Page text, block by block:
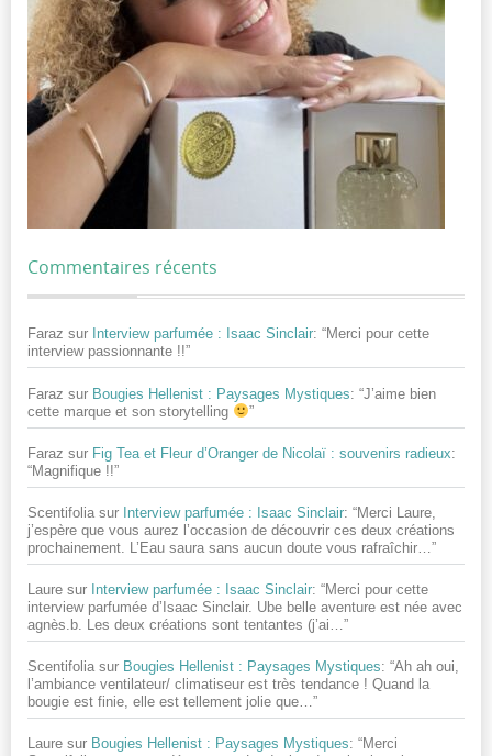
Commentaires récents
Faraz sur Interview parfumée : Isaac Sinclair: “Merci pour cette
interview passionnante !!”
Faraz sur Bougies Hellenist : Paysages Mystiques: “J’aime bien
cette marque et son storytelling
”
Faraz sur Fig Tea et Fleur d’Oranger de Nicolaï : souvenirs radieux:
“Magnifique !!”
Scentifolia sur Interview parfumée : Isaac Sinclair: “Merci Laure,
j’espère que vous aurez l’occasion de découvrir ces deux créations
prochainement. L’Eau saura sans aucun doute vous rafraîchir… ”
Laure sur Interview parfumée : Isaac Sinclair: “Merci pour cette
interview parfumée d’Isaac Sinclair. Ube belle aventure est née avec
agnès.b. Les deux créations sont tentantes (j’ai… ”
Scentifolia sur Bougies Hellenist : Paysages Mystiques: “Ah ah oui,
l’ambiance ventilateur/ climatiseur est très tendance ! Quand la
bougie est finie, elle est tellement jolie que… ”
Laure sur Bougies Hellenist : Paysages Mystiques: “Merci